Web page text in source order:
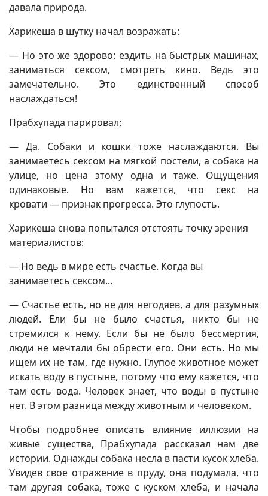
давала природа.
Харикеша в шутку начал возражать:
— Но это же здорово: ездить на быстрых машинах,
заниматься сексом, смотреть кино. Ведь это
замечательно. Это единственный способ
наслаждаться!
Прабхупада парировал:
— Да. Собаки и кошки тоже наслаждаются. Вы
занимаетесь сексом на мягкой постели, а собака на
улице, но цена этому одна и таже. Ощущения
одинаковые. Но вам кажется, что секс на
кровати — признак прогресса. Это глупость.
Харикеша снова попытался отстоять точку зрения
материалистов:
— Но ведь в мире есть счастье. Когда вы
занимаетесь сексом...
— Счастье есть, но не для негодяев, а для разумных
людей. Ели бы не было счастья, никто бы не
стремился к нему. Если бы не было бессмертия,
люди не мечтали бы обрести его. Они есть. Но мы
ищем их не там, где нужно. Глупое животное может
искать воду в пустыне, потому что ему кажется, что
там есть вода. Человек знает, что воды в пустыне
нет. В этом разница между животным и человеком.
Чтобы подробнее описать влияние иллюзии на
живые существа, Прабхупада рассказал нам две
истории. Однажды собака несла в пасти кусок хлеба.
Увидев свое отражение в пруду, она подумала, что
там другая собака, тоже с куском хлеба, и начала